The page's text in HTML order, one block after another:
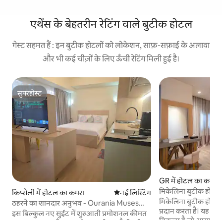
एथेंस के बेहतरीन रेटिंग वाले बुटीक होटल
गेस्ट सहमत हैं : इन बुटीक होटलों को लोकेशन, साफ़-सफ़ाई के अलावा
और भी कई चीज़ों के लिए ऊँची रेटिंग मिली हुई है।
सुपरहोस्ट
सुपरहोस्ट
किप्सेली में होटल का कमरा ठहरने की नई जगह
नई लिस्टिंग
ठहरने का शानदार अनुभव - Ourania Muses
Suite@Pedion Areos Park
इस बिल्कुल नए सुईट में शुरुआती प्रमोशनल कीमत
GR में होटल का कमरा
मिकेलिना बुटीक
मिकेलिना बुटीक
प्रदान करता है। यह